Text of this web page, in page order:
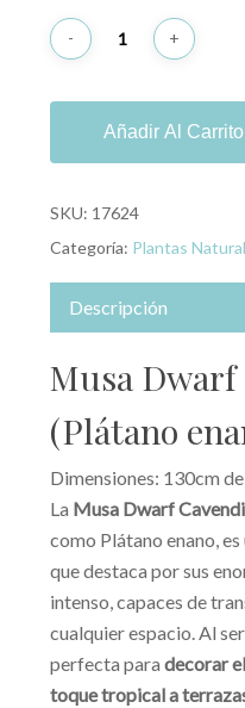
Añadir Al Carrito
SKU: 17624
Categoría: Plantas
Descripción
Musa Dwarf
(Plátano
Dimensiones: 130cm
La Musa Dwarf
como Plátano enano,
que destaca por sus
intenso, capaces de
cualquier espacio. Al
perfecta para decorar
toque tropical a